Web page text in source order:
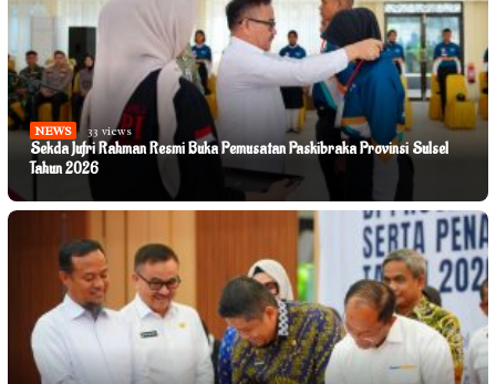
NEWS 33 views
Sekda Jufri Rahman Resmi Buka Pemusatan Paskibraka Provinsi Sulsel
Tahun 2026